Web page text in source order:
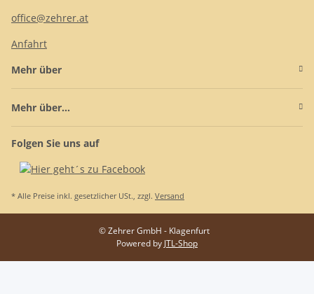
office@zehrer.at
Anfahrt
Mehr über
Mehr über...
Folgen Sie uns auf
* Alle Preise inkl. gesetzlicher USt., zzgl. Versand
© Zehrer GmbH - Klagenfurt
Powered by JTL-Shop